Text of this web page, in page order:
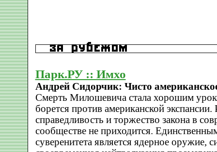
Парк.РУ :: Имхо
Андрей Сидорчик: Чисто
Смерть Милошевича стала хорошим
борется против американской экспансии.
справедливость и торжество закона в
сообществе не приходится.
суверенитета является ядерное оружие,